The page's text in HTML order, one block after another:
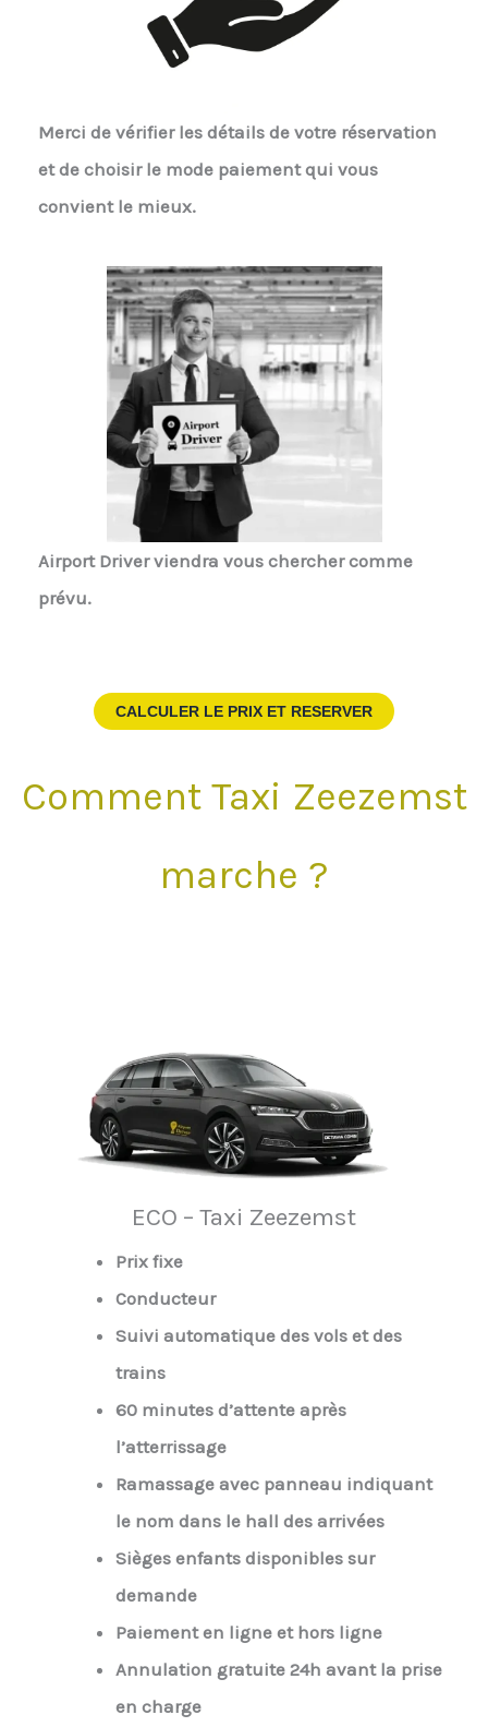
Merci de vérifier les détails de votre réservation
et de choisir le mode paiement qui vous
convient le mieux.
Airport Driverviendra vous chercher comme
prévu.
CALCULER LE PRIX ET RESERVER
Comment Taxi Zeezemst
marche ?
ECO – Taxi Zeezemst
Prix fixe
Conducteur
Suivi automatique des vols et des
trains
60 minutes d’attente après
l’atterrissage
Ramassage avec panneau indiquant
le nom dans le hall des arrivées
Sièges enfants disponibles sur
demande
Paiement en ligne et hors ligne
Annulation gratuite 24h avant la prise
en charge